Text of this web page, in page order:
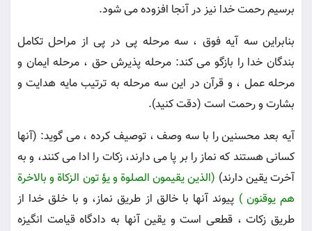
برسيم رحمت خدا نيز در آنجا افزوده مى شود.
بنابراين سه آيه فوق ، سه مرحله پى در پى از مراحل تكامل
بندگان خدا را بازگو مى كند: مرحله پذيرش حق ، مرحله ايمان و
مرحله عمل ، و قرآن در اين سه مرحله به ترتيب مايه هدايت و
بشارت و رحمت است (دقت كنيد).
آيه بعد محسنين را با سه وصف ، توصيف كرده ، مى گويد: (آنها
كسانى هستند كه نماز را بر پا مى دارند، زكات را ادا مى كنند، و به
آخرت يقين دارند) (الذين يقيمون الصلوة و يؤ تون الزكاة و بالاخرة
هم يوقنون ) پيوند آنها با خالق از طريق نماز، و با خلق خدا از
طريق زكات ، قطعى است و يقين آنها به دادگاه قيامت انگيزه